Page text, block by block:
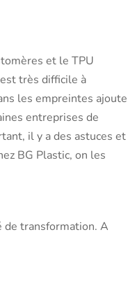
et le TPU
très difficile à
les empreintes ajoute
entreprises de
il y a des astuces et
BG Plastic, on les
de transformation. A